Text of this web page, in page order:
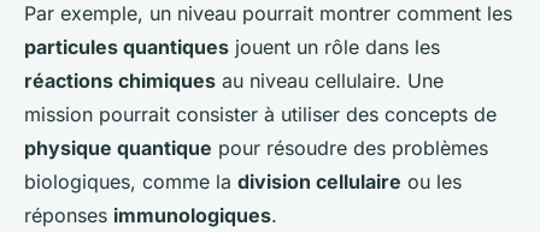
Par exemple, un niveau pourrait montrer comment les
particules quantiques jouent un rôle dans les
réactions chimiques au niveau cellulaire. Une
mission pourrait consister à utiliser des concepts de
physique quantique pour résoudre des problèmes
biologiques, comme la division cellulaire ou les
réponses immunologiques.